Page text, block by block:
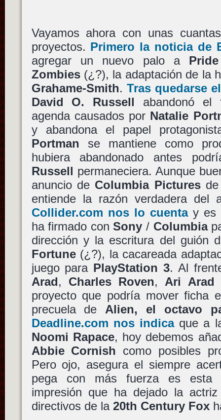
Vayamos ahora con unas
proyectos. Primero la noticia de
agregar un nuevo palo a
Zombies(¿?), la adaptación de la
Grahame-Smith. Tras quedarse
David O. Russell abandonó el
agenda causados por Natalie
y abandona el papel
Portman se mantiene como
hubiera abandonado antes
Russell permaneciera. Aunque
anuncio de Columbia Picturesde
entiende la razón verdadera del
Collider.com nos lo cuentay es
ha firmado conSony / Columbia
dirección y la escritura del guión
Fortune(¿?), la cacareada
juego para PlayStation 3. Al
Arad, Charles Roven, Ari Arad
proyecto que podría mover ficha
precuela de Alien, el octavo
Deadline.com nos indicaque a
Noomi Rapace, hoy debemos
Abbie Cornish como posibles
Pero ojo, asegura el siempre
pega con más fuerza es esta
impresión que ha dejado la
directivos de la 20th Century Fox